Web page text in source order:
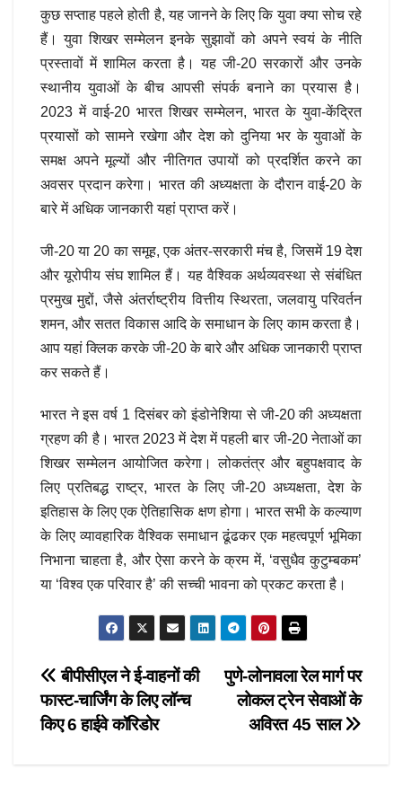
कुछ सप्ताह पहले होती है, यह जानने के लिए कि युवा क्या सोच रहे
हैं। युवा शिखर सम्मेलन इनके सुझावों को अपने स्वयं के नीति
प्रस्तावों में शामिल करता है। यह जी-20 सरकारों और उनके
स्थानीय युवाओं के बीच आपसी संपर्क बनाने का प्रयास है।
2023 में वाई-20 भारत शिखर सम्मेलन, भारत के युवा-केंद्रित
प्रयासों को सामने रखेगा और देश को दुनिया भर के युवाओं के
समक्ष अपने मूल्यों और नीतिगत उपायों को प्रदर्शित करने का
अवसर प्रदान करेगा। भारत की अध्यक्षता के दौरान वाई-20 के
बारे में अधिक जानकारी यहां प्राप्त करें।
जी-20 या 20 का समूह, एक अंतर-सरकारी मंच है, जिसमें 19 देश
और यूरोपीय संघ शामिल हैं। यह वैश्विक अर्थव्यवस्था से संबंधित
प्रमुख मुद्दों, जैसे अंतर्राष्ट्रीय वित्तीय स्थिरता, जलवायु परिवर्तन
शमन, और सतत विकास आदि के समाधान के लिए काम करता है।
आप यहां क्लिक करके जी-20 के बारे और अधिक जानकारी प्राप्त
कर सकते हैं।
भारत ने इस वर्ष 1 दिसंबर को इंडोनेशिया से जी-20 की अध्यक्षता
ग्रहण की है। भारत 2023 में देश में पहली बार जी-20 नेताओं का
शिखर सम्मेलन आयोजित करेगा। लोकतंत्र और बहुपक्षवाद के
लिए प्रतिबद्ध राष्ट्र, भारत के लिए जी-20 अध्यक्षता, देश के
इतिहास के लिए एक ऐतिहासिक क्षण होगा। भारत सभी के कल्याण
के लिए व्यावहारिक वैश्विक समाधान ढूंढकर एक महत्वपूर्ण भूमिका
निभाना चाहता है, और ऐसा करने के क्रम में, ‘वसुधैव कुटुम्बकम’
या ‘विश्व एक परिवार है’ की सच्ची भावना को प्रकट करता है।
Post
navigation
पुणे-लोनावला रेल मार्ग पर
लोकल ट्रेन सेवाओं के
अविरत 45 साल
बीपीसीएल ने ई-वाहनों की
फास्ट-चार्जिंग के लिए लॉन्च
किए 6 हाईवे कॉरिडोर